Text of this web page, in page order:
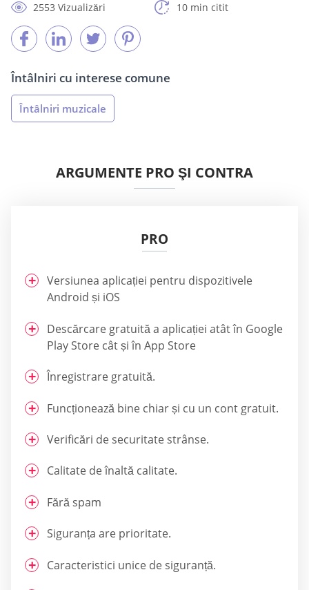
2553 Vizualizări
10 min citit
Întâlniri cu interese comune
Întâlniri muzicale
ARGUMENTE PRO ŞI CONTRA
PRO
Versiunea aplicației pentru dispozitivele
Android și iOS
Descărcare gratuită a aplicației atât în Google
Play Store cât și în App Store
Înregistrare gratuită.
Funcționează bine chiar și cu un cont gratuit.
Verificări de securitate strânse.
Calitate de înaltă calitate.
Fără spam
Siguranța are prioritate.
Caracteristici unice de siguranță.